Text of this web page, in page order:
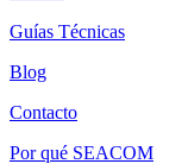
Guías Técnicas
Blog
Contacto
Por qué SEACOM